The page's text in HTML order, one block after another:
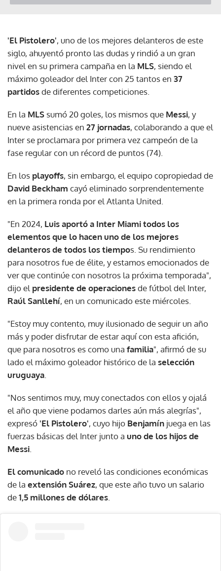
'El Pistolero', uno de los mejores delanteros de este
siglo, ahuyentó pronto las dudas y rindió a un gran
nivel en su primera campaña en la MLS, siendo el
máximo goleador del Inter con 25 tantos en 37
partidosde diferentes competiciones.
En la MLS sumó 20 goles, los mismos que Messi, y
nueve asistencias en 27 jornadas, colaborando a que el
Inter se proclamara por primera vez campeón de la
fase regular con un récord de puntos (74).
En los playoffs, sin embargo, el equipo copropiedad de
David Beckham cayó eliminado sorprendentemente
en la primera ronda por el Atlanta United.
"En 2024, Luis aportó a Inter Miami todos los
elementos que lo hacen uno de los mejores
delanteros de todos los tiempos. Su rendimiento
para nosotros fue de élite, y estamos emocionados de
ver que continúe con nosotros la próxima temporada",
dijo el presidente de operacionesde fútbol del Inter,
Raúl Sanllehí, en un comunicado este miércoles.
"Estoy muy contento, muy ilusionado de seguir un año
más y poder disfrutar de estar aquí con esta afición,
que para nosotros es como una familia", afirmó de su
lado el máximo goleador histórico de la selección
uruguaya
"Nos sentimos muy, muy conectados con ellos y ojalá
el año que viene podamos darles aún más alegrías",
expresó 'El Pistolero', cuyo hijo Benjamín juega en las
fuerzas básicas del Inter junto a uno de los hijos de
Messi
El comunicado no reveló las condiciones económicas
de la extensión Suárez, que este año tuvo un salario
de1,5 millones de dólares